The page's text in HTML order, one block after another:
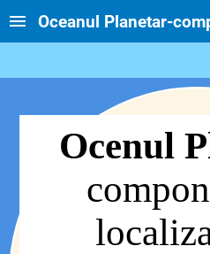
Oceanul Planetar-
Ocenul